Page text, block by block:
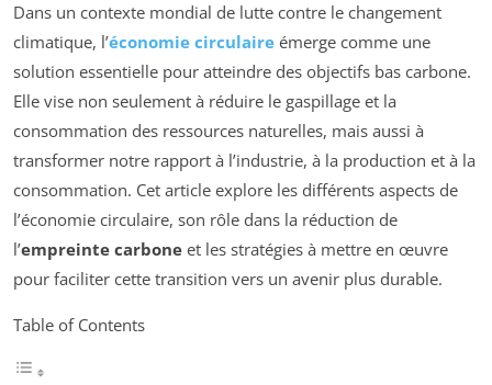
Dans un contexte mondial de lutte contre le changement
climatique, l’économie circulaire émerge comme une
solution essentielle pour atteindre des objectifs bas carbone.
Elle vise non seulement à réduire le gaspillage et la
consommation des ressources naturelles, mais aussi à
transformer notre rapport à l’industrie, à la production et à la
consommation. Cet article explore les différents aspects de
l’économie circulaire, son rôle dans la réduction de
l’empreinte carbone et les stratégies à mettre en œuvre
pour faciliter cette transition vers un avenir plus durable.
Table of Contents